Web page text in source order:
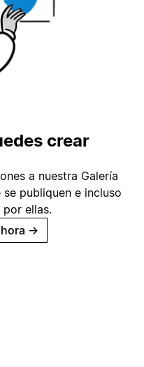
crear
a nuestra Galería
publiquen e incluso
ellas.
→